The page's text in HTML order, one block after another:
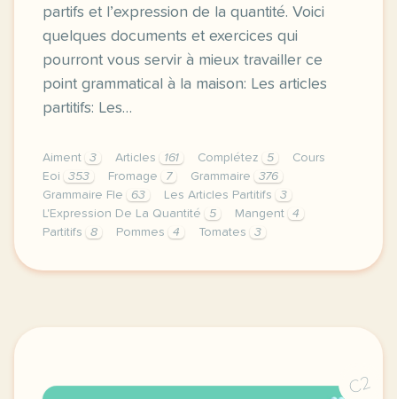
partifs et l’expression de la quantité. Voici
quelques documents et exercices qui
pourront vous servir à mieux travailler ce
point grammatical à la maison: Les articles
partitifs: Les…
Aiment 3 Articles 161 Complétez 5
Cours
Eoi
353 Fromage 7 Grammaire
376
Grammaire Fle
63 Les Articles Partitifs
3
L'Expression De La Quantité
5 Mangent
4
Partitifs
8 Pommes 4 Tomates 3
image jorgelrivera22grammaire blogspot
C2